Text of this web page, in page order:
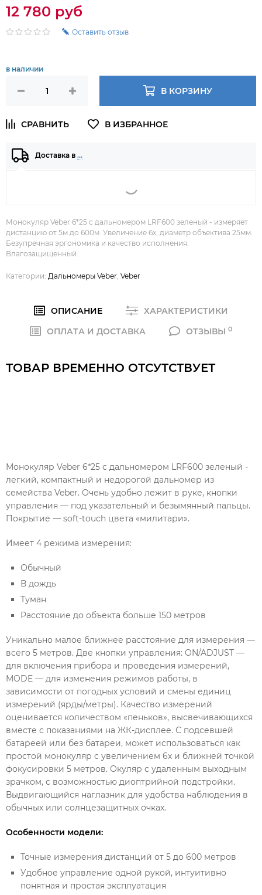
12 780 руб
Оставить отзыв
в наличии
В КОРЗИНУ
Доставка в …
Монокуляр Veber 6*25 с дальномером LRF600 зеленый - измеряет
дистанцию от 5м до 600м. Увеличение 6х, диаметр объектива 25мм.
Безупречная эргономика и качество исполнения.
Влагозащищенный.
Категории: Дальномеры Veber Veber
ОПИСАНИЕ
ХАРАКТЕРИСТИКИ
ОПЛАТА И ДОСТАВКА
ОТЗЫВЫ 0
ТОВАР ВРЕМЕННО ОТСУТСТВУЕТ
Монокуляр Veber 6*25 с дальномером LRF600 зеленый -
легкий, компактный и недорогой дальномер из
семейства Veber. Очень удобно лежит в руке, кнопки
управления — под указательный и безымянный пальцы.
Покрытие — soft-touch цвета «милитари».
Имеет 4 режима измерения:
Обычный
В дождь
Туман
Расстояние до объекта больше 150 метров
Уникально малое ближнее расстояние для измерения —
всего 5 метров. Две кнопки управления: ON/ADJUST —
для включения прибора и проведения измерений,
MODE — для изменения режимов работы, в
зависимости от погодных условий и смены единиц
измерений (ярды/метры). Качество измерений
оценивается количеством «пеньков», высвечивающихся
вместе с показаниями на ЖК-дисплее. С подсевшей
батареей или без батареи, может использоваться как
простой монокуляр с увеличением 6х и ближней точкой
фокусировки 5 метров. Окуляр с удаленным выходным
зрачком, с возможностью диоптрийной подстройки.
Выдвигающийся наглазник для удобства наблюдения в
обычных или солнцезащитных очках.
Особенности модели:
Точные измерения дистанций от 5 до 600 метров
Удобное управление одной рукой, интуитивно
понятная и простая эксплуатация